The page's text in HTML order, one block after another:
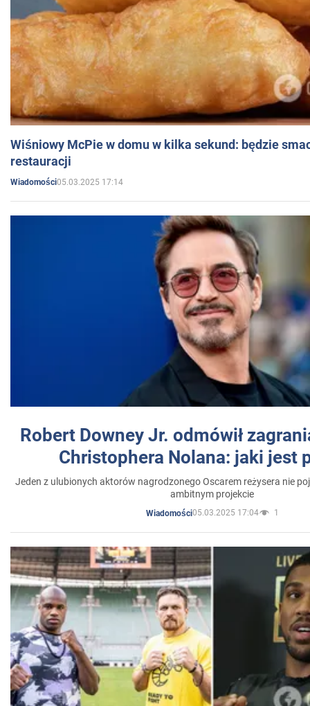
Wiśniowy McPie w domu w kilka sekund: będzie
restauracji
Wiadomości05.03.2025 17:14
Robert Downey Jr. odmówił
Christophera Nolana: jaki jest
Jeden z ulubionych aktorów nagrodzonego Oscarem reżysera nie
ambitnym projekcie
Wiadomości05.03.2025 17:04 1